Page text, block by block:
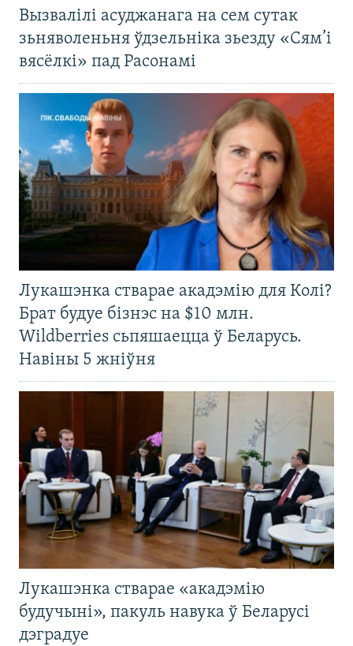
Вызвалілі асуджанага на сем сутак
зьняволеньня ўдзельніка зьезду «Сям’і
вясёлкі» пад Расонамі
Лукашэнка стварае акадэмію для Колі?
Брат будуе бізнэс на $10 млн.
Wildberries сьпяшаецца ў Беларусь.
Навіны 5 жніўня
Лукашэнка стварае «акадэмію
будучыні», пакуль навука ў Беларусі
дэградуе